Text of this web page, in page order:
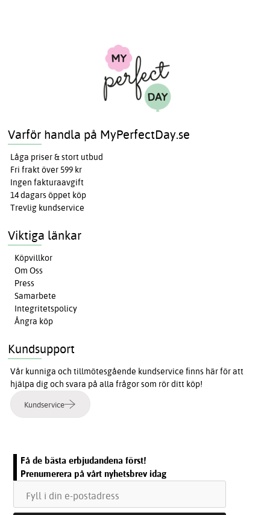
Varför handla på MyPerfectDay.se
Låga priser & stort utbud
Fri frakt över 599 kr
Ingen fakturaavgift
14 dagars öppet köp
Trevlig kundservice
Viktiga länkar
Köpvillkor
Om Oss
Press
Samarbete
Integritetspolicy
Ångra köp
Kundsupport
Vår kunniga och tillmötesgående kundservice finns här för att
hjälpa dig och svara på alla frågor som rör ditt köp!
Kundservice
Få de bästa erbjudandena först!
Prenumerera på vårt nyhetsbrev idag